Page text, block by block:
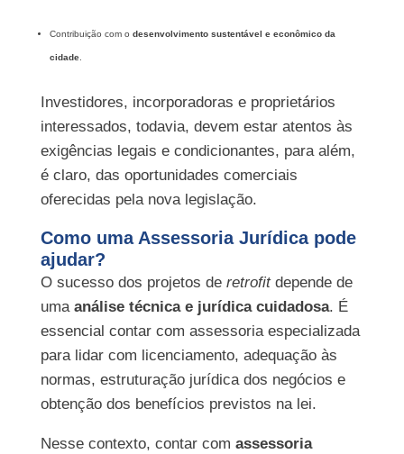
Contribuição com o desenvolvimento sustentável e econômico da
cidade.
Investidores, incorporadoras e proprietários
interessados, todavia, devem estar atentos às
exigências legais e condicionantes, para além,
é claro, das oportunidades comerciais
oferecidas pela nova legislação.
Como uma Assessoria Jurídica pode
ajudar?
O sucesso dos projetos de retrofitdepende de
uma análise técnica e jurídica cuidadosa. É
essencial contar com assessoria especializada
para lidar com licenciamento, adequação às
normas, estruturação jurídica dos negócios e
obtenção dos benefícios previstos na lei.
Nesse contexto, contar com assessoria